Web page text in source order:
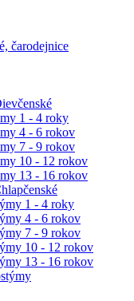
čarodejnice
1 - 4 roky
4 - 6 rokov
7 - 9 rokov
10 - 12 rokov
13 - 16 rokov
1 - 4 roky
4 - 6 rokov
7 - 9 rokov
10 - 12 rokov
13 - 16 rokov